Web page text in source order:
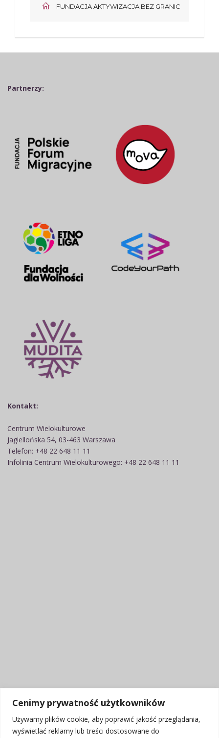
Cenimy prywatność użytkowników
Używamy plików cookie, aby poprawić jakość przeglądania,
wyświetlać reklamy lub treści dostosowane do
FUNDACJA AKTYWIZACJA BEZ GRANIC
Partnerzy:
Kontakt:
Centrum Wielokulturowe
Jagiellońska 54, 03-463 Warszawa
Telefon: +48 22 648 11 11
Infolinia Centrum Wielokulturowego: +48 22 648 11 11
Godziny pracy Centrum: